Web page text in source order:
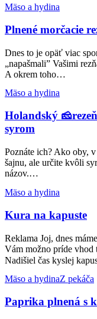
Plnené
rezne
Mäso a hydina
Plnené morčacie
Dnes to je opäť viac
„napašmali” Vašimi
A okrem toho…
Holandský
rezeň
rezeň
mletého
mäsa
so
syrom
Mäso a hydina
Holandský
syrom
Poznáte ich? Ako oby,
šajnu, ale určite kvôli
názov.…
Kura
kapuste
Mäso a hydina
Kura na kapuste
Reklama Joj, dnes
Vám možno príde vhod
Nadišiel čas kyslej
Paprika
s
kuracím
Mäso a hydinaZ pekáča
Paprika plnená s